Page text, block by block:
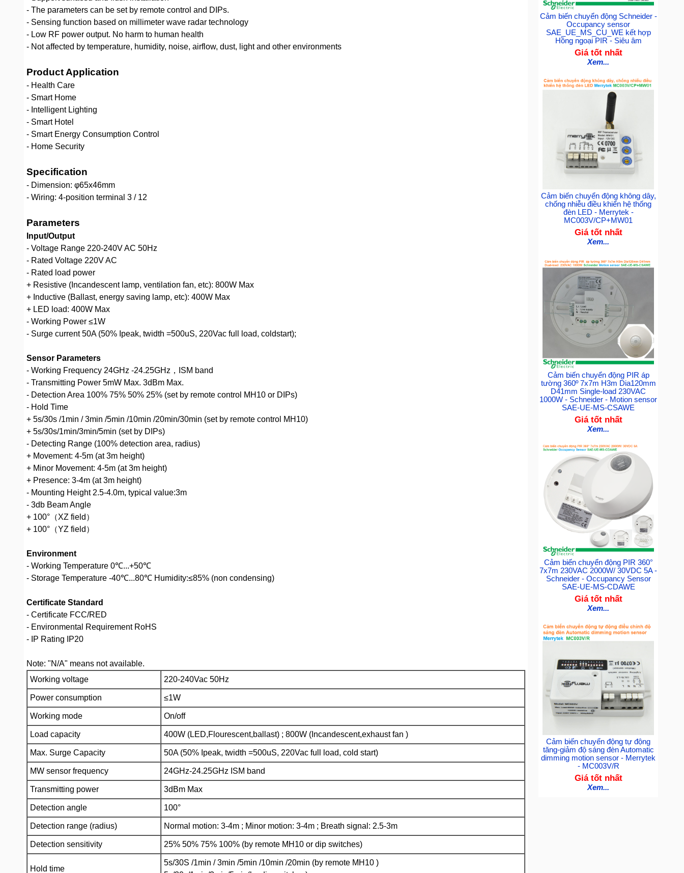
- The parameters can be set by remote control and DIPs.
- Sensing function based on millimeter wave radar technology
- Low RF power output. No harm to human health
- Not affected by temperature, humidity, noise, airflow, dust, light and other environments
Product Application
- Health Care
- Smart Home
- Intelligent Lighting
- Smart Hotel
- Smart Energy Consumption Control
- Home Security
Specification
- Dimension: φ65x46mm
- Wiring: 4-position terminal 3 / 12
Parameters
Input/Output
- Voltage Range 220-240V AC 50Hz
- Rated Voltage 220V AC
- Rated load power
+ Resistive (Incandescent lamp, ventilation fan, etc): 800W Max
+ Inductive (Ballast, energy saving lamp, etc): 400W Max
+ LED load: 400W Max
- Working Power ≤1W
- Surge current 50A (50% Ipeak, twidth =500uS, 220Vac full load, coldstart);
Sensor Parameters
- Working Frequency 24GHz -24.25GHz，ISM band
- Transmitting Power 5mW Max. 3dBm Max.
- Detection Area 100% 75% 50% 25% (set by remote control MH10 or DIPs)
- Hold Time
+ 5s/30s /1min / 3min /5min /10min /20min/30min (set by remote control MH10)
+ 5s/30s/1min/3min/5min (set by DIPs)
- Detecting Range (100% detection area, radius)
+ Movement: 4-5m (at 3m height)
+ Minor Movement: 4-5m (at 3m height)
+ Presence: 3-4m (at 3m height)
- Mounting Height 2.5-4.0m, typical value:3m
- 3db Beam Angle
+ 100°（XZ field）
+ 100°（YZ field）
Environment
- Working Temperature 0℃...+50℃
- Storage Temperature -40℃...80℃ Humidity:≤85% (non condensing)
Certificate Standard
- Certificate FCC/RED
- Environmental Requirement RoHS
- IP Rating IP20
Note: "N/A" means not available.
Working voltage
220-240Vac 50Hz
Power consumption ≤1W
Working mode On/off
Load capacity 400W (LED,Flourescent,ballast) ; 800W (Incandescent,exhaust fan )
Max. Surge Capacity 50A (50% Ipeak, twidth =500uS, 220Vac full load, cold start)
MW sensor frequency 24GHz-24.25GHz ISM band
Transmitting power 3dBm Max
Detection angle 100°
Detection range (radius) Normal motion: 3-4m ; Minor motion: 3-4m ; Breath signal: 2.5-3m
Detection sensitivity 25% 50% 75% 100% (by remote MH10 or dip switches)
Hold time
5s/30S /1min / 3min /5min /10min /20min (by remote MH10 )
Cảm biến chuyển động Schneider -
Occupancy sensor
SAE_UE_MS_CU_WE kết hợp
Hồng ngoại PIR - Siêu âm
Giá tốt nhất
Xem...
Cảm biến chuyển động không dây,
chống nhiễu điều khiển hệ thống
đèn LED - Merrytek -
MC003V/CP+MW01
Giá tốt nhất
Xem...
Cảm biến chuyển động PIR áp
tường 360º 7x7m H3m Dia120mm
D41mm Single-load 230VAC
1000W - Schneider - Motion sensor
SAE-UE-MS-CSAWE
Giá tốt nhất
Xem...
Cảm biến chuyển động PIR 360°
7x7m 230VAC 2000W/ 30VDC 5A -
Schneider - Occupancy Sensor
SAE-UE-MS-CDAWE
Giá tốt nhất
Xem...
Cảm biến chuyển động tự động
tăng-giảm độ sáng đèn Automatic
dimming motion sensor - Merrytek
- MC003V/R
Giá tốt nhất
Xem...